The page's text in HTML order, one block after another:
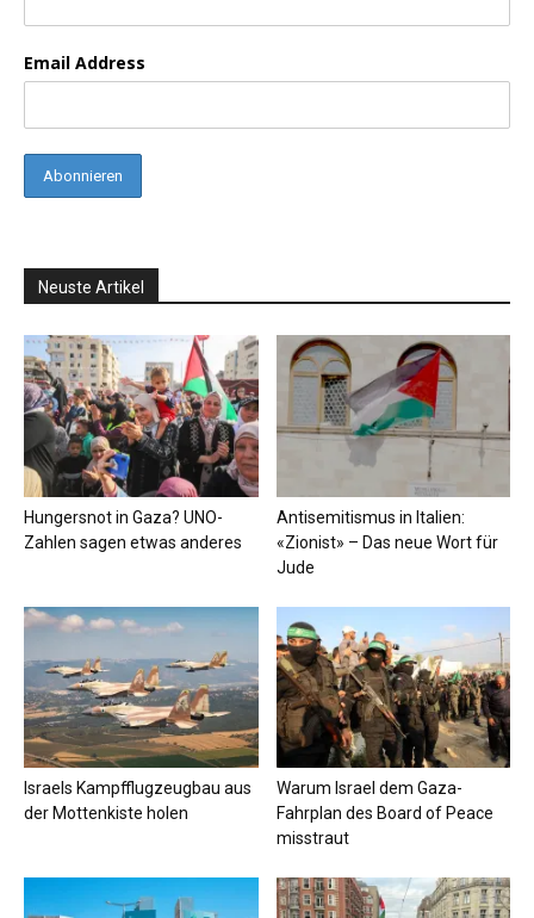
Email Address
Neuste Artikel
Hungersnot in Gaza? UNO-
Zahlen sagen etwas anderes
Antisemitismus in Italien:
«Zionist» – Das neue Wort für
Jude
Israels Kampfflugzeugbau aus
der Mottenkiste holen
Warum Israel dem Gaza-
Fahrplan des Board of Peace
misstraut